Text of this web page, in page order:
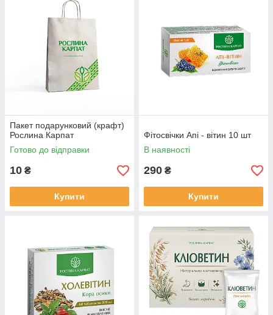
Пакет подарунковий (крафт)
Рослина Карпат
Готово до відправки
10 ₴
Купити
Фітосвічки Апі - вітин 10 шт
В наявності
290 ₴
Купити